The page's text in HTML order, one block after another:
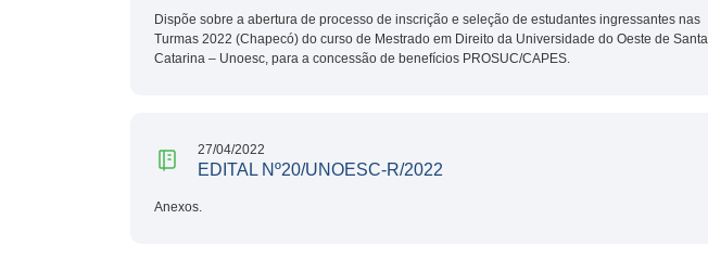
Dispõe sobre a abertura de processo de inscrição e seleção de estudantes ingressantes nas
Turmas 2022 (Chapecó) do curso de Mestrado em Direito da Universidade do Oeste de Santa
Catarina – Unoesc, para a concessão de benefícios PROSUC/CAPES.
27/04/2022
EDITAL Nº20/UNOESC-R/2022
Anexos.